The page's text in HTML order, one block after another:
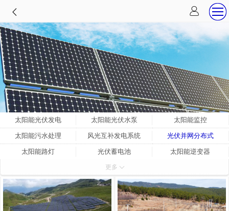
太阳能光伏发电 太阳能光伏水泵 太阳能监控
太阳能污水处理 风光互补发电系统 光伏并网分布式
太阳能路灯 光伏蓄电池 太阳能逆变器
太阳能板
更多